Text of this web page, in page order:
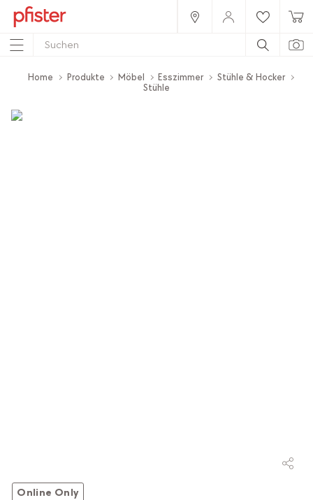
Home Produkte Möbel Esszimmer
Stühle & Hocker
Stühle
Online Only